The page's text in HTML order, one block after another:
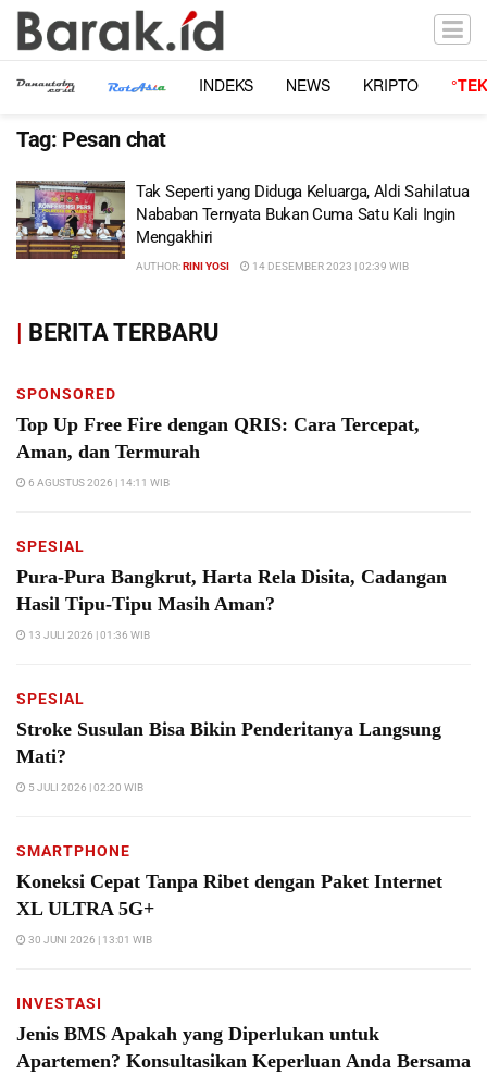
INDEKS NEWS KRIPTO
Tag: Pesan chat
Tak Seperti yang Diduga Keluarga, Aldi Sahilatua
Nababan Ternyata Bukan Cuma Satu Kali Ingin
Mengakhiri
AUTHOR:RINI YOSI 14 DESEMBER 2023 | 02:39 WIB
| BERITA TERBARU
SPONSORED
Top Up Free Fire dengan QRIS: Cara Tercepat,
Aman, dan Termurah
6 AGUSTUS 2026 | 14:11 WIB
SPESIAL
Pura-Pura Bangkrut, Harta Rela Disita, Cadangan
Hasil Tipu-Tipu Masih Aman?
13 JULI 2026 | 01:36 WIB
SPESIAL
Stroke Susulan Bisa Bikin Penderitanya Langsung
Mati?
5 JULI 2026 | 02:20 WIB
SMARTPHONE
Koneksi Cepat Tanpa Ribet dengan Paket Internet
XL ULTRA 5G+
30 JUNI 2026 | 13:01 WIB
INVESTASI
Jenis BMS Apakah yang Diperlukan untuk
Apartemen? Konsultasikan Keperluan Anda Bersama